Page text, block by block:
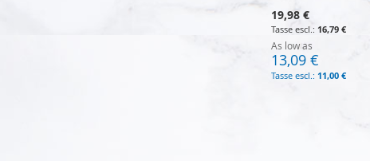
19,98 €
16,79 €
As low as
13,09 €
11,00 €